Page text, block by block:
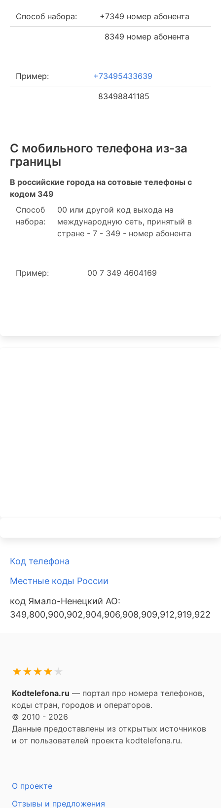
Способ набора: +7349 номер абонента
8349 номер абонента
Пример: +73495433639
83498841185
С мобильного телефона из-за
границы
В российские города на сотовые телефоны с
кодом 349
Способ
набора:
00 или другой код выхода на
международную сеть, принятый в
стране - 7 - 349 - номер абонента
Пример: 00 7 349 4604169
Код телефона
Местные коды России
код Ямало-Ненецкий АО:
★
★
★
★
★
Kodtelefona.ru — портал про номера телефонов,
коды стран, городов и операторов.
© 2010 - 2026
Данные предоставлены из открытых источников
и от пользователей проекта kodtelefona.ru.
О проекте
Отзывы и предложения